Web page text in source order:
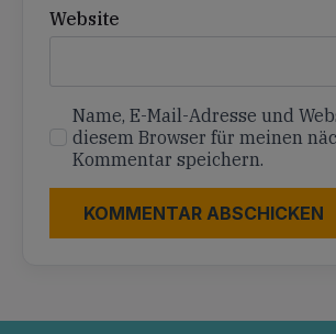
Website
Name, E-Mail-Adresse und
diesem Browser für meinen
Kommentar speichern.